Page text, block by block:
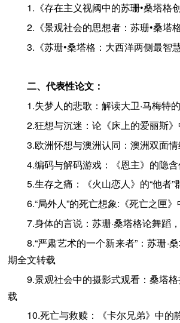
1.《存在主义视阈中的苏珊•桑塔格
2.《景观社会的思想者：苏珊•桑塔
3.《苏珊•桑塔格：大西洋两侧最智
二、代表性论文：
1.失梦人的悲歌：解读大卫·马梅特
2.狂想与沉迷：论《床上的爱丽斯
3.欧洲怀想与澳洲认同：澳洲双面
4.编码与解码游戏：《恩主》的隐
5.生存之痛：《火山恋人》的“他者
6.“局外人”的死亡想象:《死亡之匣
7.身体的言说：苏珊·桑塔格论舞蹈
8.“严肃艺术的一个新来者”：苏珊
期全文转载
9.景观社会中的摄影式观看：桑塔
载
10.死亡与救赎：《卡尔兄弟》中